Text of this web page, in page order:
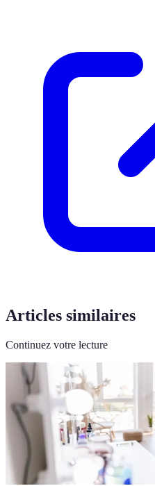
Articles similaires
Continuez votre lecture